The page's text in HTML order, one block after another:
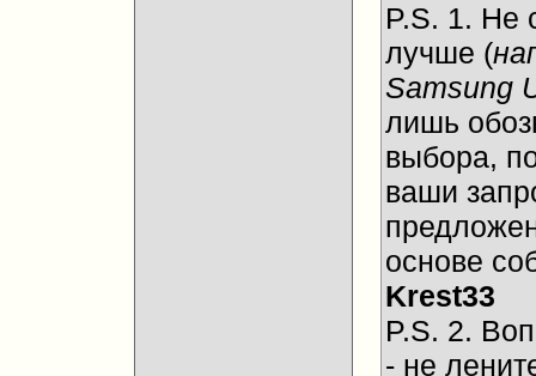
P.S. 1. Не
лучше (
Samsung
лишь
выбора,
ваши
основе
Krest33
P.S. 2.
- не